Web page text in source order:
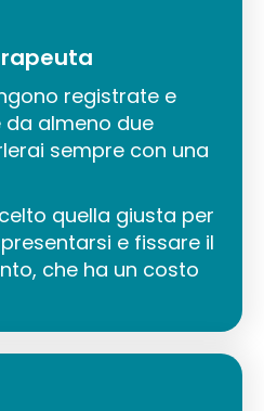
registrate e
da almeno due
sempre con una
quella giusta per
e fissare il
che ha un costo